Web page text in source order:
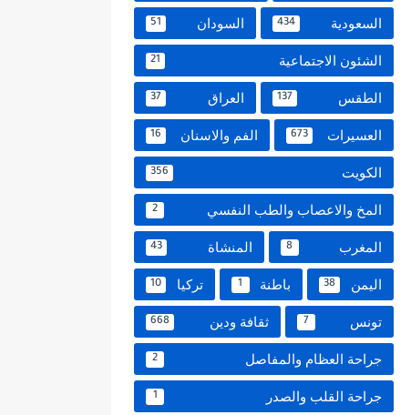
السعودية 434 السودان 51
الشئون الاجتماعية 21
الطقس 137 العراق 37
العسيرات 673 الفم والاسنان 16
الكويت 356
المخ والاعصاب والطب النفسي 2
المغرب 8 المنشاة 43
اليمن 38 باطنة 1 تركيا 10
تونس 7 ثقافة ودين 668
جراحة العظام والمفاصل 2
جراحة القلب والصدر 1